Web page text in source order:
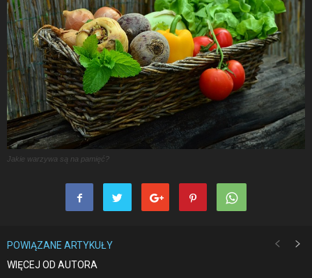
Jakie warzywa są na pamięć?
POWIĄZANE ARTYKUŁY
WIĘCEJ OD AUTORA